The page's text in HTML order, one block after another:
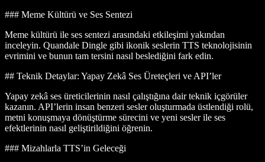
### Meme Kültürü ve Ses Sentezi
Meme kültürü ile ses sentezi arasındaki etkileşimi yakından
inceleyin. Quandale Dingle gibi ikonik seslerin TTS teknolojisinin
evrimini ve bunun tam tersini nasıl beslediğini fark edin.
## Teknik Detaylar: Yapay Zekâ Ses Üreteçleri ve API’ler
Yapay zekâ ses üreticilerinin nasıl çalıştığına dair teknik içgörüler
kazanın. API’lerin insan benzeri sesler oluşturmada üstlendiği rolü,
metni konuşmaya dönüştürme sürecini ve yeni sesler ile ses
efektlerinin nasıl geliştirildiğini öğrenin.
### Mizahlarla TTS’in Geleceği